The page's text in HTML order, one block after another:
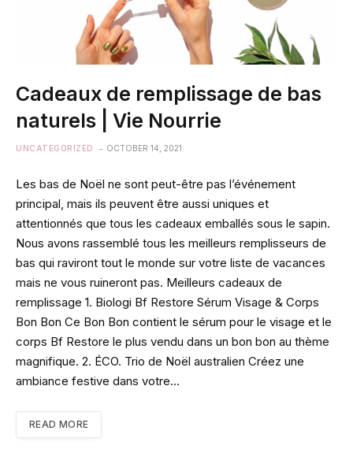
Cadeaux de remplissage de bas
naturels | Vie Nourrie
UNCATEGORIZED OCTOBER 14, 2021
Les bas de Noël ne sont peut-être pas l’événement
principal, mais ils peuvent être aussi uniques et
attentionnés que tous les cadeaux emballés sous le sapin.
Nous avons rassemblé tous les meilleurs remplisseurs de
bas qui raviront tout le monde sur votre liste de vacances
mais ne vous ruineront pas. Meilleurs cadeaux de
remplissage 1. Biologi Bf Restore Sérum Visage & Corps
Bon Bon Ce Bon Bon contient le sérum pour le visage et le
corps Bf Restore le plus vendu dans un bon bon au thème
magnifique. 2. ÉCO. Trio de Noël australien Créez une
ambiance festive dans votre…
READ MORE